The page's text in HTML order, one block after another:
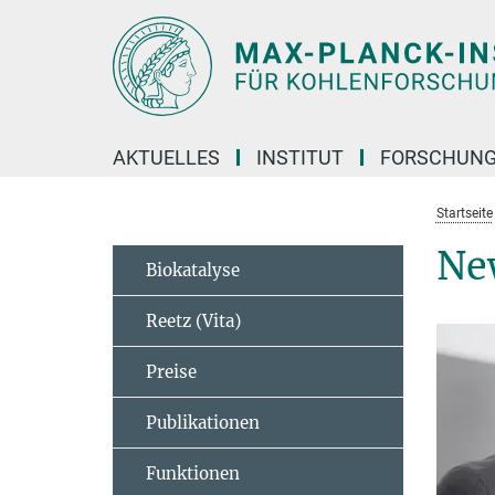
AKTUELLES INSTITUT
Startseite
Biokatalyse
Reetz (Vita)
Preise
Publikationen
Funktionen